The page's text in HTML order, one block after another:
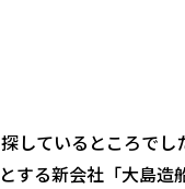
しているところでし
する新会社「大島造